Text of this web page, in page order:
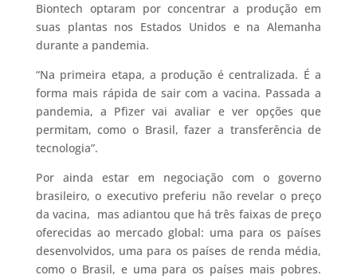
Biontech optaram por concentrar a produção em
suas plantas nos Estados Unidos e na Alemanha
durante a pandemia.
“Na primeira etapa, a produção é centralizada. É a
forma mais rápida de sair com a vacina. Passada a
pandemia, a Pfizer vai avaliar e ver opções que
permitam, como o Brasil, fazer a transferência de
tecnologia”.
Por ainda estar em negociação com o governo
brasileiro, o executivo preferiu não revelar o preço
da vacina, mas adiantou que há três faixas de preço
oferecidas ao mercado global: uma para os países
desenvolvidos, uma para os países de renda média,
como o Brasil, e uma para os países mais pobres.